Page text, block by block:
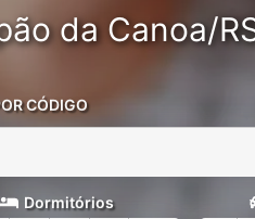
da Canoa/
CÓDIGO
Dormitórios